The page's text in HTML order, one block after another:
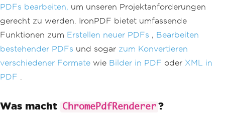
PDFs bearbeiten, um unseren Projektanforderungen
gerecht zu werden. IronPDF bietet umfassende
Funktionen zum Erstellen neuer PDFs , Bearbeiten
bestehender PDFs und sogar zum Konvertieren
verschiedener Formate wie Bilder in PDF oder XML in
PDF
Was macht ChromePdfRenderer ?